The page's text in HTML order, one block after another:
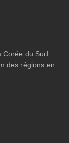
Corée du Sud
des régions en